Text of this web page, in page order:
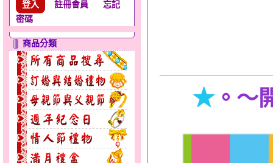
註冊會員
忘記
密碼
商品分類
★。～